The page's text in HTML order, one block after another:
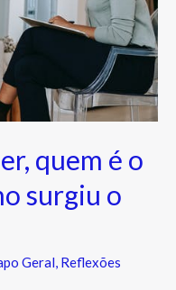
quem é o
surgiu o
Geral, Reflexões